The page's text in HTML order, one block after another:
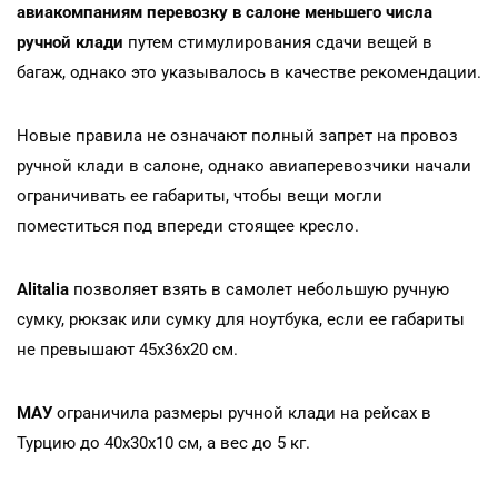
авиакомпаниям перевозку в салоне меньшего числа
ручной клади путем стимулирования сдачи вещей в
багаж, однако это указывалось в качестве рекомендации.
Новые правила не означают полный запрет на провоз
ручной клади в салоне, однако авиаперевозчики начали
ограничивать ее габариты, чтобы вещи могли
поместиться под впереди стоящее кресло.
Alitalia позволяет взять в самолет небольшую ручную
сумку, рюкзак или сумку для ноутбука, если ее габариты
не превышают 45х36х20 см.
МАУ ограничила размеры ручной клади на рейсах в
Турцию до 40х30х10 см, а вес до 5 кг.